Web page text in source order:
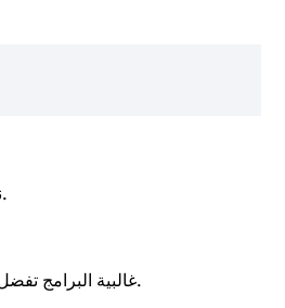
نعم، تقدم العديد من الجامعات برامج عبر الإنترنت بنفس جودة البرامج التقليدية.
غالبية البرامج تفضل المتقدمين الذين لديهم خبرة عمل، ولكن بعض الجامعات تقدم برامج للمبتدئين.